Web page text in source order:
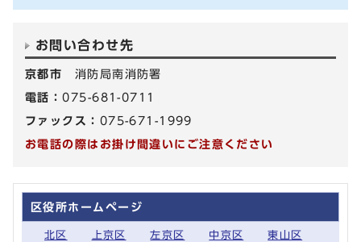
お問い合わせ先
京都市 消防局南消防署
電話：075-681-0711
ファックス： 075-671-1999
お電話の際はお掛け間違いにご注意ください
区役所ホームページ
北区 上京区 左京区 中京区 東山区